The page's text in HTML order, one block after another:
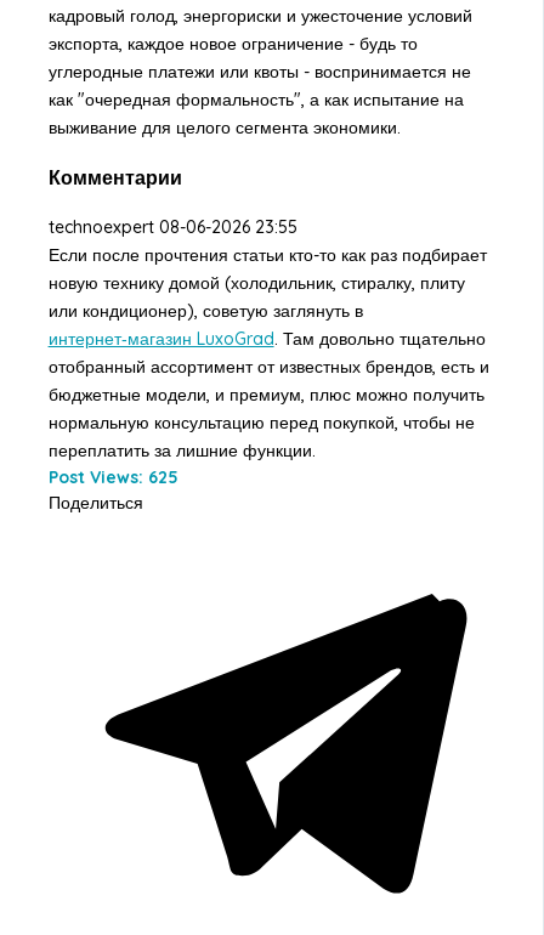
кадровый голод, энергориски и ужесточение условий
экспорта, каждое новое ограничение - будь то
углеродные платежи или квоты - воспринимается не
как "очередная формальность", а как испытание на
выживание для целого сегмента экономики.
Комментарии
technoexpert 08-06-2026 23:55
Если после прочтения статьи кто-то как раз подбирает
новую технику домой (холодильник, стиралку, плиту
или кондиционер), советую заглянуть в
интернет‑магазин LuxoGrad. Там довольно тщательно
отобранный ассортимент от известных брендов, есть и
бюджетные модели, и премиум, плюс можно получить
нормальную консультацию перед покупкой, чтобы не
переплатить за лишние функции.
Post Views: 625
Поделиться